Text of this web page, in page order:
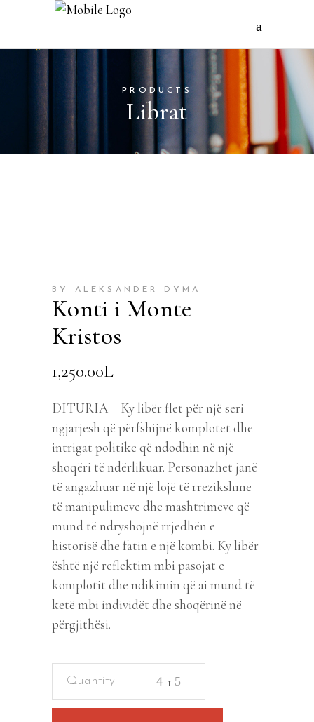
PRODUCTS
Librat
BY ALEKSANDER DYMA
Konti i Monte
Kristos
1,250.00L
DITURIA – Ky libër flet për një seri
ngjarjesh që përfshijnë komplotet dhe
intrigat politike që ndodhin në një
shoqëri të ndërlikuar. Personazhet janë
të angazhuar në një lojë të rrezikshme
të manipulimeve dhe mashtrimeve që
mund të ndryshojnë rrjedhën e
historisë dhe fatin e një kombi. Ky libër
është një reflektim mbi pasojat e
komplotit dhe ndikimin që ai mund të
ketë mbi individët dhe shoqërinë në
përgjithësi.
Monte